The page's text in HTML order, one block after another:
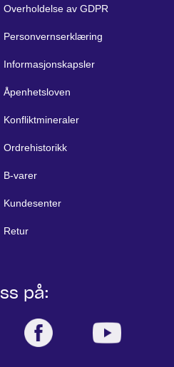
Overholdelse av GDPR
Personvernserklæring
Informasjonskapsler
Åpenhetsloven
Konfliktmineraler
Ordrehistorikk
B-varer
Kundesenter
Retur
på: